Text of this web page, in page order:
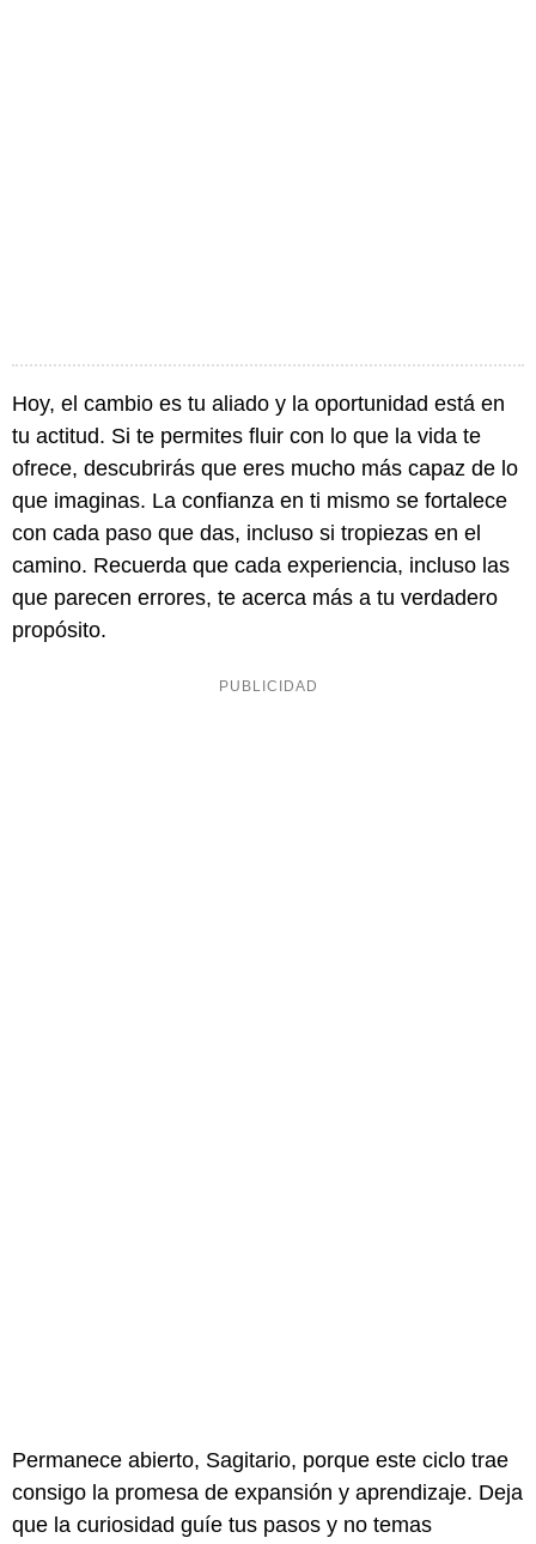
Hoy, el cambio es tu aliado y la oportunidad está en
tu actitud. Si te permites fluir con lo que la vida te
ofrece, descubrirás que eres mucho más capaz de lo
que imaginas. La confianza en ti mismo se fortalece
con cada paso que das, incluso si tropiezas en el
camino. Recuerda que cada experiencia, incluso las
que parecen errores, te acerca más a tu verdadero
propósito.
Permanece abierto, Sagitario, porque este ciclo trae
consigo la promesa de expansión y aprendizaje. Deja
que la curiosidad guíe tus pasos y no temas